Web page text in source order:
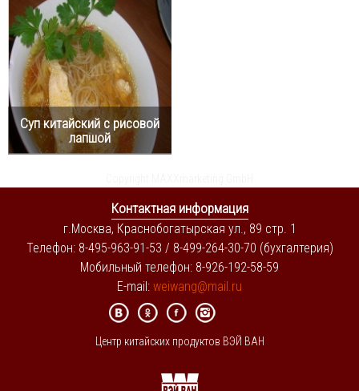
Суп китайский с рисовой
лапшой
Контактная информация
г.Москва, Краснобогатырская ул., 89 стр. 1
Телефон: 8-495-963-91-53 / 8-499-264-30-70 (бухгалтерия)
Мобильный телефон: 8-926-192-58-59
E-mail: weiwang@mail.ru
Центр китайских продуктов ВЭЙ ВАН